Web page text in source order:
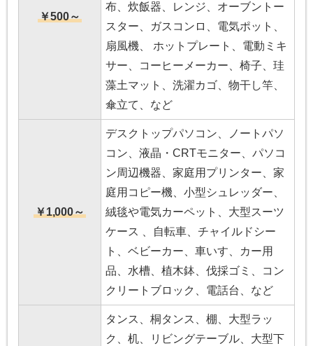
￥500～
布、炊飯器、レンジ、オーブントー
スター、ガスコンロ、電気ポット、
扇風機、 ホットプレート、電動ミキ
サー、コーヒーメーカー、椅子、珪
藻土マット、洗濯カゴ、物干し竿、
傘立て、など
￥1,000～
デスクトップパソコン、ノートパソ
コン、液晶・CRTモニター、パソコ
ン周辺機器、家庭用プリンター、家
庭用コピー機、小型シュレッダー、
絨毯や電気カーペット、大型スーツ
ケース 、自転車、チャイルドシー
ト、ベビーカー、車いす、カー用
品、水槽、植木鉢、伐採ゴミ、コン
クリートブロック、電話台、など
タンス、桐タンス、棚、大型ラッ
ク、机、リビングテーブル、大型下